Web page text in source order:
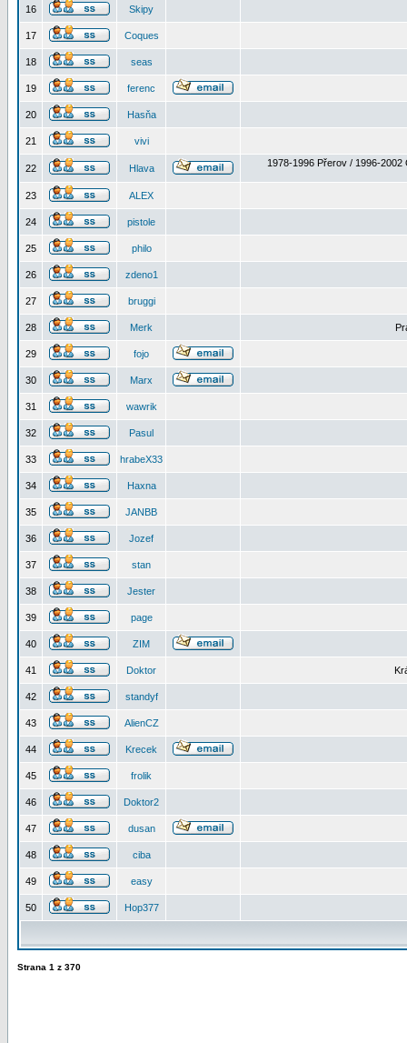
16 Skipy
17 Coques
18 seas
19 ferenc
20 Hasňa
21 vivi
22 Hlava 1978-1996 Přerov / 1996-2002
23 ALEX
24 pistole
25 philo
26 zdeno1
27 bruggi
28 Merk
29 fojo
30 Marx
31 wawrik
32 Pasul
33 hrabeX33
34 Haxna
35 JANBB
36 Jozef
37 stan
38 Jester
39 page
40 ZIM
41 Doktor
42 standyf
43 AlienCZ
44 Krecek
45 frolik
46 Doktor2
47 dusan
48 ciba
49 easy
50 Hop377
Strana 1 z 370